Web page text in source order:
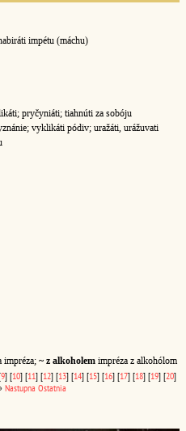
impétu (máchu)
pryčyniáti; tiahnúti za sobóju
vyklikáti pódiv; uražáti, urážuvati
impréza; ~ z alkoholem impréza z alkohólom
9] [10] [11] [12] [13] [14] [15] [16] [17] [18] [19] [20]
Nastupna Ostatnia